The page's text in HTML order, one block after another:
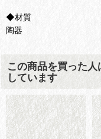
◆材質
陶器
この商品を買った
しています